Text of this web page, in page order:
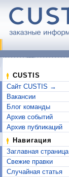
CUSTIS
Сайт CUSTIS →
Вакансии
Блог команды
Архив событий
Архив публикаций
Навигация
Заглавная страница
Свежие правки
Случайная статья